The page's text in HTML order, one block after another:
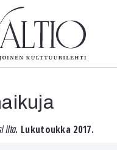
4/2026
1/2026
ilta. Lukutoukka 2017.